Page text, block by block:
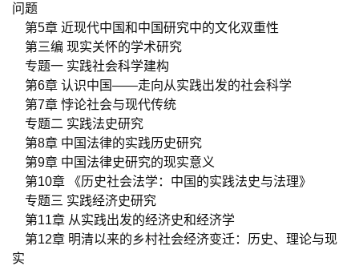
问题
第5章 近现代中国和中国研究中的文化双重性
第三编 现实关怀的学术研究
专题一 实践社会科学建构
第6章 认识中国——走向从实践出发的社会科学
第7章 悖论社会与现代传统
专题二 实践法史研究
第8章 中国法律的实践历史研究
第9章 中国法律史研究的现实意义
第10章
《历史社会法学：中国的实践法史与法理》
专题三 实践经济史研究
第11章 从实践出发的经济史和经济学
第12章 明清以来的乡村社会经济变迁：历史、理论与现
实